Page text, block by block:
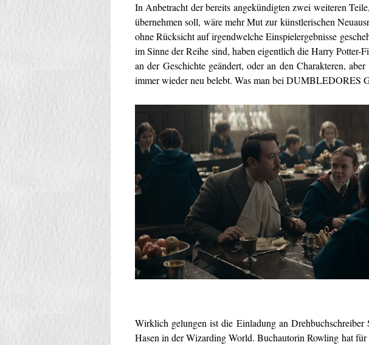
In Anbetracht der bereits angekündigten zwei weiteren
übernehmen soll, wäre mehr Mut zur künstlerischen
ohne Rücksicht auf irgendwelche Einspielergebnisse
im Sinne der Reihe sind, haben eigentlich die Harry Potter-
an der Geschichte geändert, oder an den Charakteren,
immer wieder neu belebt. Was man bei DUMBLEDORES
Wirklich gelungen ist die Einladung an Drehbuchschreiber
Hasen in der Wizarding World. Buchautorin Rowling hat